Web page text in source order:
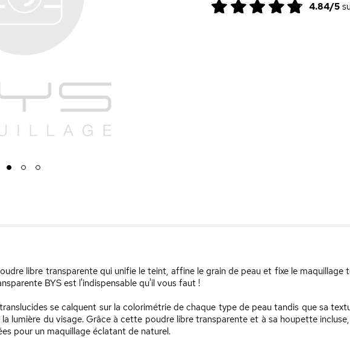
1 2 3
4.84/5
libre transparente qui unifie le teint, affine le grain de peau et fixe le
BYS est l'indispensable qu'il vous faut !
se calquent sur la colorimétrie de chaque type de peau tandis que sa
lumière du visage. Grâce à cette poudre libre transparente et à sa houpette
pour un maquillage éclatant de naturel.